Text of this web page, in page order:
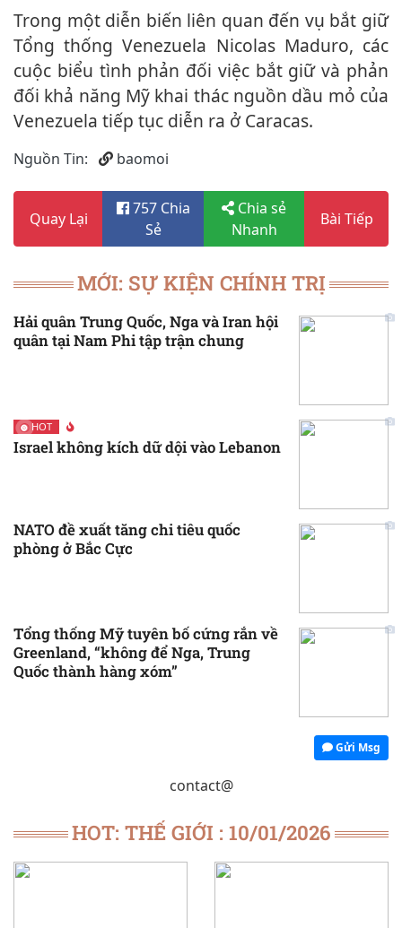
Trong một diễn biến liên quan đến vụ bắt giữ
Tổng thống Venezuela Nicolas Maduro, các
cuộc biểu tình phản đối việc bắt giữ và phản
đối khả năng Mỹ khai thác nguồn dầu mỏ của
Venezuela tiếp tục diễn ra ở Caracas.
Nguồn Tin: baomoi
Quay Lại
757 Chia
Sẻ
Chia sẻ
Nhanh
Bài Tiếp
MỚI: SỰ KIỆN CHÍNH TRỊ
Hải quân Trung Quốc, Nga và Iran hội
quân tại Nam Phi tập trận chung
HOT
Israel không kích dữ dội vào Lebanon
NATO đề xuất tăng chi tiêu quốc
phòng ở Bắc Cực
Tổng thống Mỹ tuyên bố cứng rắn về
Greenland, “không để Nga, Trung
Quốc thành hàng xóm”
Gửi Msg
contact@
HOT: THẾ GIỚI : 10/01/2026